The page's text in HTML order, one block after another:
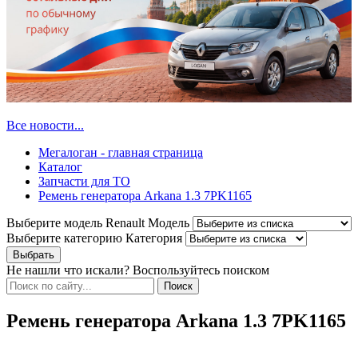
Все новости...
Мегалоган - главная страница
Каталог
Запчасти для ТО
Ремень генератора Arkana 1.3 7PK1165
Выберите модель Renault Модель
Выберите категорию Категория
Не нашли что искали? Воспользуйтесь поиском
Ремень генератора Arkana 1.3 7PK1165